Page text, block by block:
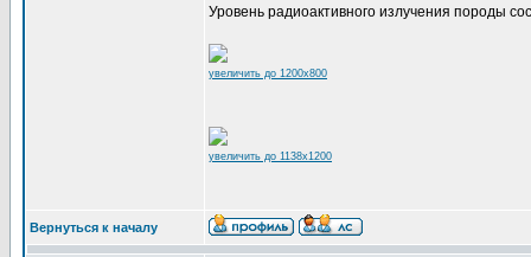
Уровень радиоактивного излучения породы
увеличить до 1200x800
увеличить до 1138x1200
Вернуться к началу